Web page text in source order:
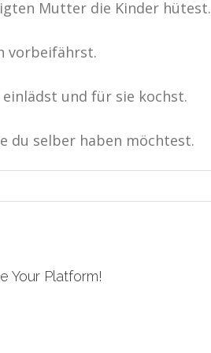
Mutter die Kinder hütest.
vorbeifährst.
und für sie kochst.
du selber haben möchtest.
Your Platform!